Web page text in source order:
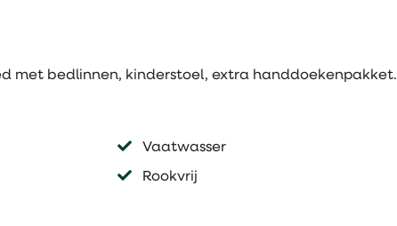
met bedlinnen, kinderstoel, extra handdoekenpakket.
Vaatwasser
Rookvrij